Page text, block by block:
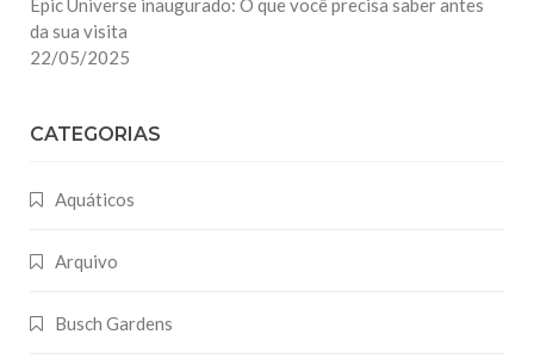
Epic Universe inaugurado: O que você precisa saber antes
da sua visita
22/05/2025
CATEGORIAS
Aquáticos
Arquivo
Busch Gardens